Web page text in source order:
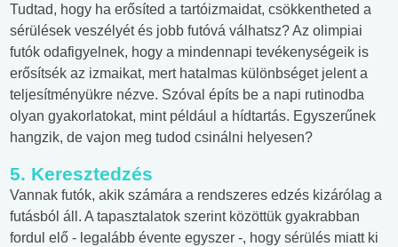
Tudtad, hogy ha erősíted a tartóizmaidat, csökkentheted a
sérülések veszélyét és jobb futóvá válhatsz? Az olimpiai
futók odafigyelnek, hogy a mindennapi tevékenységeik is
erősítsék az izmaikat, mert hatalmas különbséget jelent a
teljesítményükre nézve. Szóval építs be a napi rutinodba
olyan gyakorlatokat, mint például a hídtartás. Egyszerűnek
hangzik, de vajon meg tudod csinálni helyesen?
5. Keresztedzés
Vannak futók, akik számára a rendszeres edzés kizárólag a
futásból áll. A tapasztalatok szerint közöttük gyakrabban
fordul elő - legalább évente egyszer -, hogy sérülés miatt ki